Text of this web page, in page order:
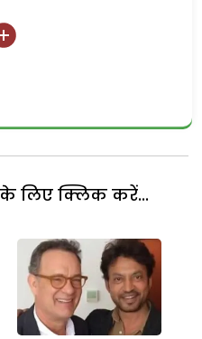
लिए क्लिक करें...